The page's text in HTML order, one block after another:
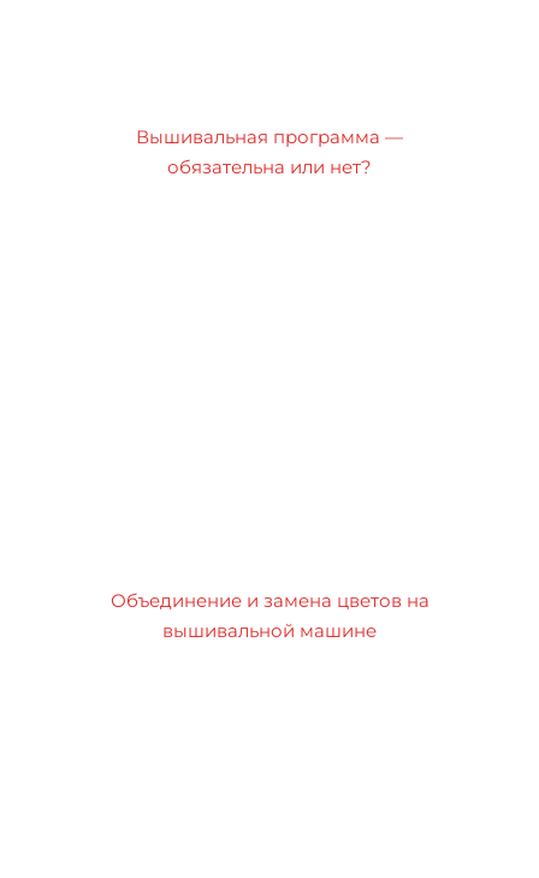
Вышивальная программа —
обязательна или нет?
Объединение и замена цветов на
вышивальной машине